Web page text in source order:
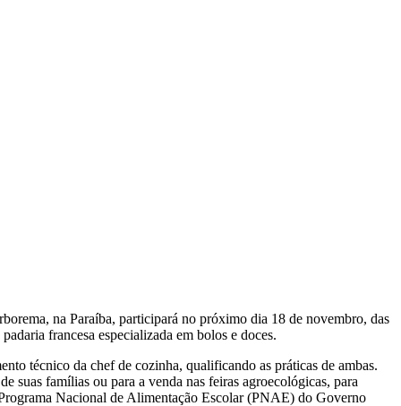
na Paraíba, participará no próximo dia 18 de novembro, das
francesa especializada em bolos e doces.
técnico da chef de cozinha, qualificando as práticas de ambas.
suas famílias ou para a venda nas feiras agroecológicas, para
Nacional de Alimentação Escolar (PNAE) do Governo